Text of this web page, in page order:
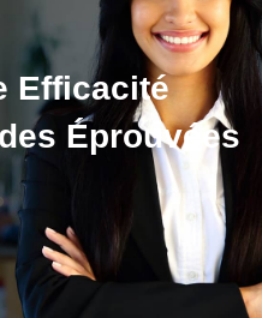
Efficacité
Éprouvées